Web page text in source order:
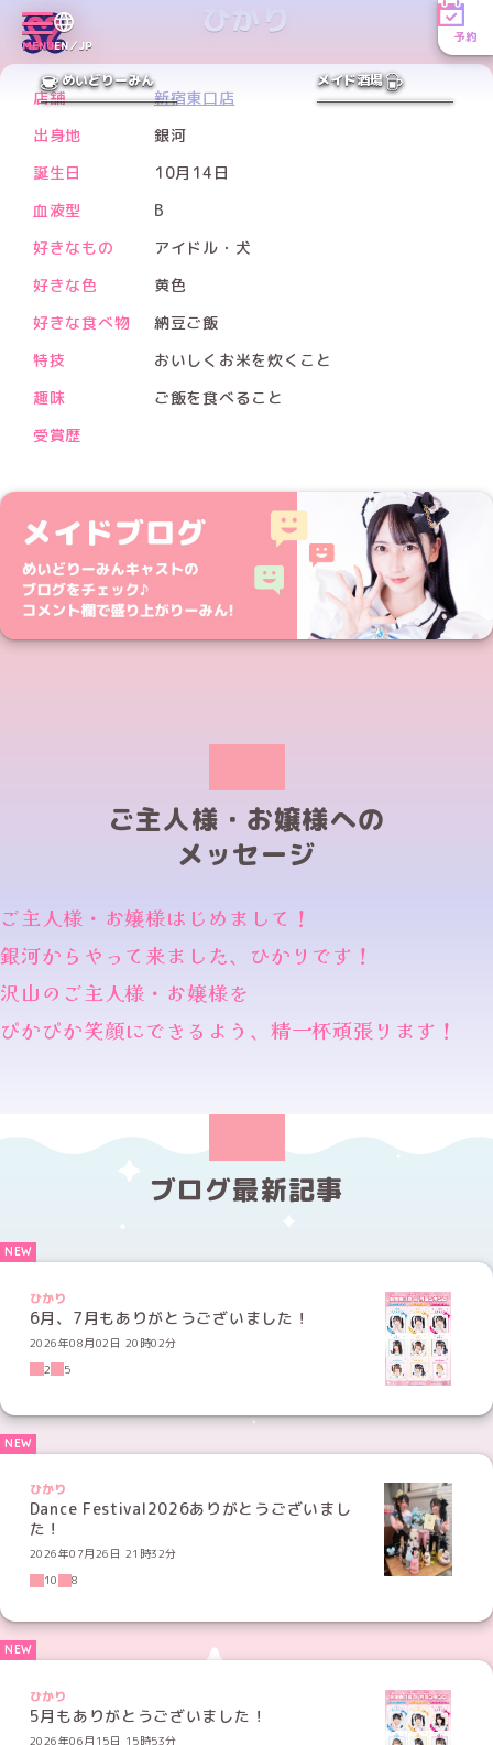
MENUEN／JP
予約
めいどりーみん メイド酒場
ひかり
PREV NEXT
Xアカウント
店舗
新宿東口店
出身地
銀河
誕生日
10月14日
血液型
B
好きなもの
アイドル・犬
好きな色
黄色
好きな食べ物
納豆ご飯
特技
おいしくお米を炊くこと
趣味
ご飯を食べること
受賞歴
ご主人様・お嬢様への
メッセージ
ご主人様・お嬢様はじめまして！
銀河からやって来ました、ひかりです！
沢山のご主人様・お嬢様を
ぴかぴか笑顔にできるよう、精一杯頑張ります！
ブログ最新記事
ひかり
6月、7月もありがとうございました！
2026年08月02日 20時02分
2
5
ひかり
Dance Festival2026ありがとうございまし
た！
2026年07月26日 21時32分
10
8
ひかり
5月もありがとうございました！
2026年06月15日 15時53分